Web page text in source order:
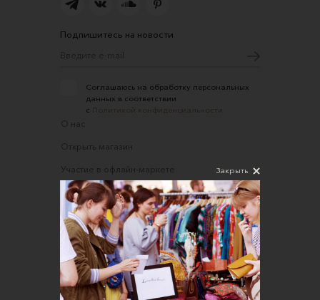
Подпишитесь на новости
Соглашаюсь на обработку персональных
данных в соответствии
с
О нас
Открыть магазин
Участие в офлайн-маркете
FAQ
Требования к фотографиям
Обратная связь
Соглашение об оказании услуг
Правила сайта
Закрыть